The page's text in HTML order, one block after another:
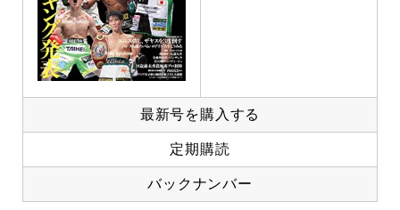
最新号を購入する
定期購読
バックナンバー